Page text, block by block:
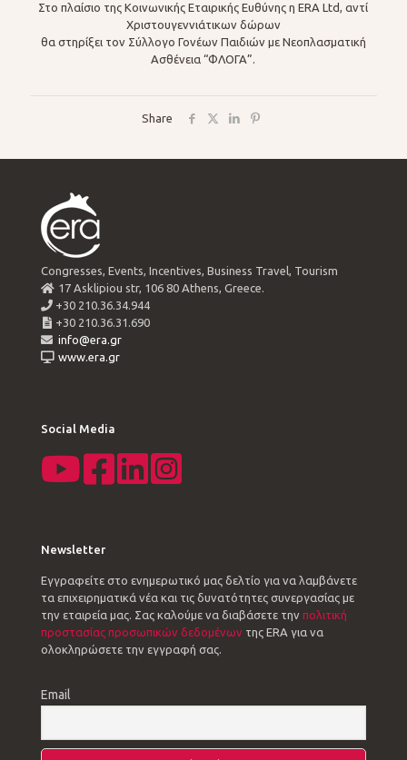
Στο πλαίσιο της Κοινωνικής Εταιρικής Ευθύνης η ERA Ltd, αντί
Χριστουγεννιάτικων δώρων
θα στηρίξει τον Σύλλογο Γονέων Παιδιών με Νεοπλασματική
Ασθένεια “ΦΛΟΓΑ”.
Share
Congresses, Events, Incentives, Business Travel, Tourism
17 Asklipiou str, 106 80 Athens, Greece.
+30 210.36.34.944
+30 210.36.31.690
info@era.gr
www.era.gr
Social Media
Newsletter
Εγγραφείτε στο ενημερωτικό μας δελτίο για να λαμβάνετε
τα επιχειρηματικά νέα και τις δυνατότητες συνεργασίας με
την εταιρεία μας. Σας καλούμε να διαβάσετε την πολιτική
προστασίας προσωπικών δεδομένων της ERA για να
ολοκληρώσετε την εγγραφή σας.
Email